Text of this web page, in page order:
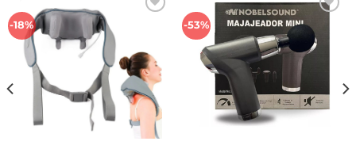
-18% -53%
lista de
deseos